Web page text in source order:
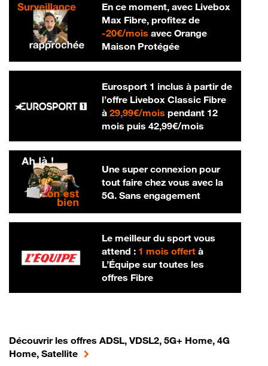
En ce moment, avec Livebox
Max Fibre, profitez de
-20€/mois20 € par mois
avec Orange
Maison Protégée
Eurosport 1 inclus à partir de
l’offre Livebox Classic Fibre
à 29,99€/mois29,99 € par mois
pendant 12
mois puis 42,99€/mois42,99 € par
Une super connexion pour
tout faire chez vous avec la
5G. Sans engagement
Le meilleur du sport vous
attend : 1 mois offertà
L’Équipe sur toutes les
offres Fibre
Découvrir les offres ADSL, VDSL2, 5G+ Home, 4G
Home, Satellite